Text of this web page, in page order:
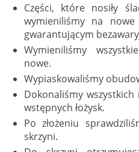
Części, które nosiły
wymieniliśmy na
gwarantującym
Wymieniliśmy
nowe.
Wypiaskowaliśmy
Dokonaliśmy
wstępnych łożysk.
Po złożeniu
skrzyni.